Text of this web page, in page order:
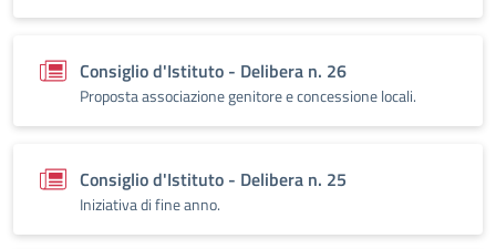
Consiglio d'Istituto - Delibera n. 26
Proposta associazione genitore e concessione locali.
Consiglio d'Istituto - Delibera n. 25
Iniziativa di fine anno.